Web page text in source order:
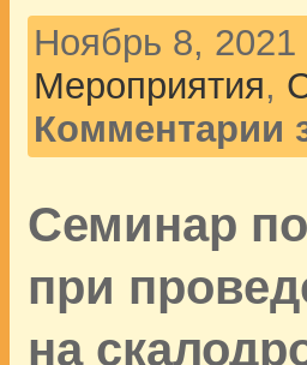
Ноябрь 8,
Мероприятия,
Комментарии
Семинар
при
на